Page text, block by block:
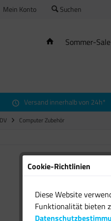
Mein Konto Suchen
Sommer-Sale
Versand innerhalb von 24h*
Computer Zubehör
Cookie-Richtlinien
Diese Website
Funktionalität bieten